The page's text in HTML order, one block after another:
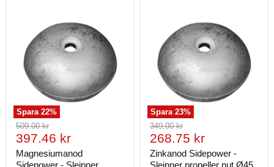
Spara22%
Ursprungligt
pris
509.00 kr
Nuvarande
pris
397.46 kr
Magnesiumanod
Sidepower - Sleipner
Spara23%
Ursprungligt
pris
349.00 kr
Nuvarande
pris
268.75 kr
Zinkanod Sidepower -
Sleipner propeller nut Ø45